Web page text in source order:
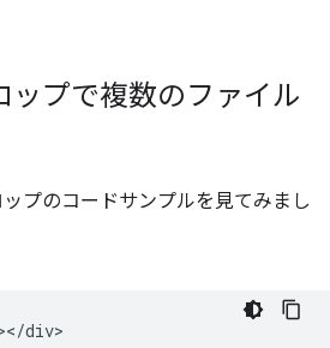
ップで複数のファイル
プのコードサンプルを見てみまし